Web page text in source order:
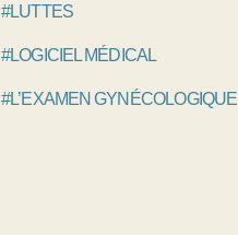
#LUTTES
#LOGICIEL MÉDICAL
#L’EXAMEN GYNÉCOLOGIQUE